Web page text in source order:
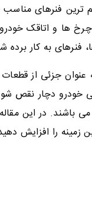
ترین فنرهای
ها و اتاقک
فنرهای به کار برده
عنوان جزئی از
خودرو دچار نقص
باشند. در این
زمینه را افزایش